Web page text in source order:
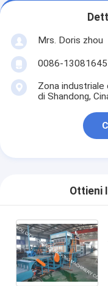
Mrs. Doris zhou
0086-
Zona industriale
di Shandong,
Ottieni